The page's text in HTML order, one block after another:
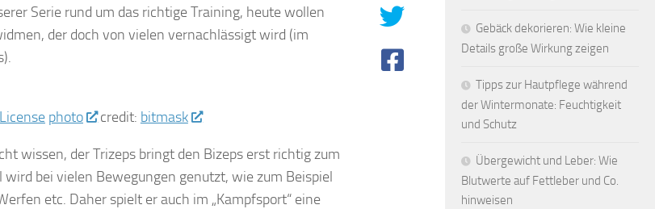
Serie rund um das richtige Training, heute wollen
der doch von vielen vernachlässigt wird (im
photo credit: bitmask
wissen, der Trizeps bringt den Bizeps erst richtig zum
wird bei vielen Bewegungen genutzt, wie zum Beispiel
etc. Daher spielt er auch im „Kampfsport“ eine
Gebäck dekorieren: Wie kleine
Details große Wirkung zeigen
Tipps zur Hautpflege während
der Wintermonate: Feuchtigkeit
und Schutz
Übergewicht und Leber: Wie
Blutwerte auf Fettleber und Co.
hinweisen